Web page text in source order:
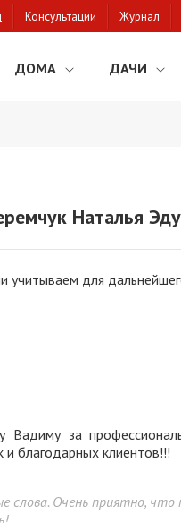
Консультации Журнал
ДОМА ДАЧИ
Наталья
для
за
благодарных клиентов!!!
слова. Очень приятно,